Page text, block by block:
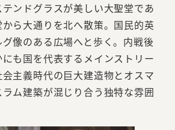
ンドグラスが美しい大聖堂であ
ら大通りを北へ散策。国民的英
像のある広場へと歩く。内戦後
も国を代表するメインストリー
会主義時代の巨大建造物とオスマ
ム建築が混じり合う独特な雰囲